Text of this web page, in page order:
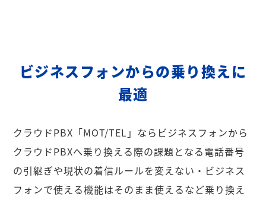
ビジネスフォンからの乗り換えに
最適
クラウドPBX「MOT/TEL」ならビジネスフォンから
クラウドPBXへ乗り換える際の課題となる電話番号
の引継ぎや現状の着信ルールを変えない・ビジネス
フォンで使える機能はそのまま使えるなど乗り換え